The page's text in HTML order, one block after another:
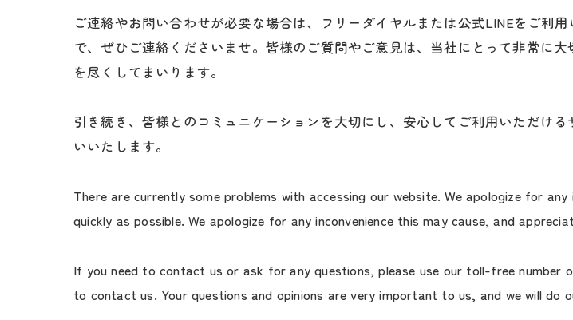
ご連絡やお問い合わせが必要な場合は、フリーダイヤルまたは公式LINEをご利
で、ぜひご連絡くださいませ。皆様のご質問やご意見は、当社にとって非常に
を尽くしてまいります。
引き続き、皆様とのコミュニケーションを大切にし、安心してご利用いただけ
いいたします。
There are currently some problems with accessing our website. We apologize for
quickly as possible. We apologize for any inconvenience this may cause, and
If you need to contact us or ask for any questions, please use our toll-free number
to contact us. Your questions and opinions are very important to us, and we will do